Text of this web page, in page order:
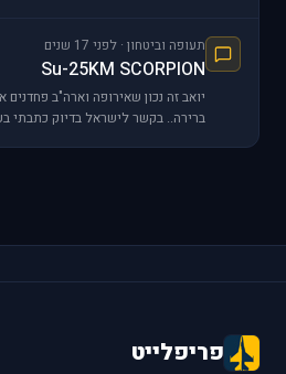
תעופה וביטחון · לפני 17 שנים
Su-25KM SCORPION
יואב זה נכון שאירופה וארה"ב
פריפלייט